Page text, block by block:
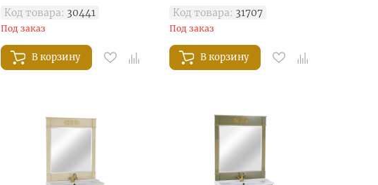
Код товара: 30441
Под заказ
В корзину
Код товара: 31707
Под заказ
В корзину